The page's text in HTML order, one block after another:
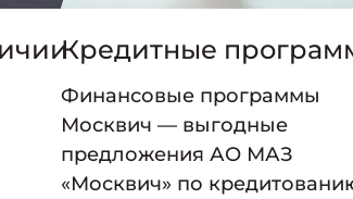
Кредитные
Финансовые программы
Москвич — выгодные
предложения АО МАЗ
«Москвич» по